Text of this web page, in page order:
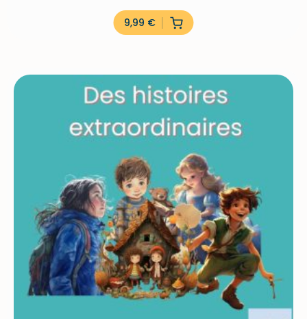
9,99 €